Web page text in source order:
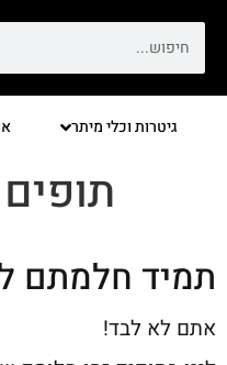
גיטרות וכלי מיתר
תמיד חלמתם
אתם לא לבד!